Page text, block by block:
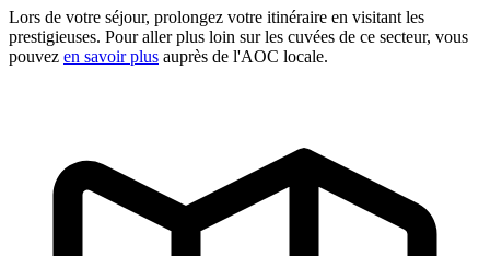
Lors de votre séjour, prolongez votre itinéraire en visitant les
prestigieuses. Pour aller plus loin sur les cuvées de ce secteur, vous
pouvez en savoir plus auprès de l'AOC locale.